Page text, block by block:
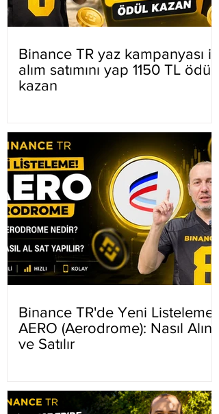
Binance TR yaz kampanyası ilk
alım satımını yap 1150 TL ödül
kazan
Binance TR'de Yeni Listeleme
AERO (Aerodrome): Nasıl Alınır
ve Satılır